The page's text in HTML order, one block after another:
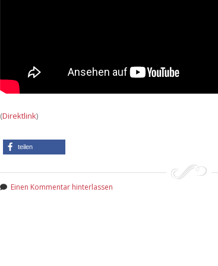
(Direktlink)
teilen
Einen Kommentar hinterlassen